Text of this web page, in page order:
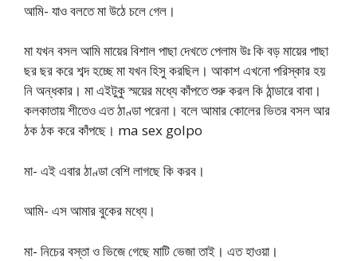
আমি- যাও বলতে মা উঠে চলে গেল।
মা যখন বসল আমি মায়ের বিশাল পাছা দেখতে পেলাম উঃ কি বড় মায়ের পাছা
ছর ছর করে শব্দ হচ্ছে মা যখন হিসু করছিল। আকাশ এখনো পরিস্কার হয়
নি অন্ধকার। মা এইটুকু স্ময়ের মধ্যে কাঁপতে শুরু করল কি ঠান্ডারে বাবা।
কলকাতায় শীতেও এত ঠাণ্ডা পরেনা। বলে আমার কোলের ভিতর বসল আর
ঠক ঠক করে কাঁপছে। ma sex golpo
মা- এই এবার ঠাণ্ডা বেশি লাগছে কি করব।
আমি- এস আমার বুকের মধ্যে।
মা- নিচের বস্তা ও ভিজে গেছে মাটি ভেজা তাই। এত হাওয়া।